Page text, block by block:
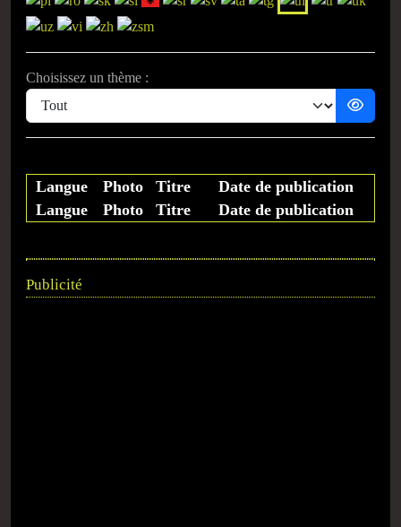
Choisissez un thème :
Langue Photo Titre
Date de publication
Langue
Photo Titre Date de publication
Publicité